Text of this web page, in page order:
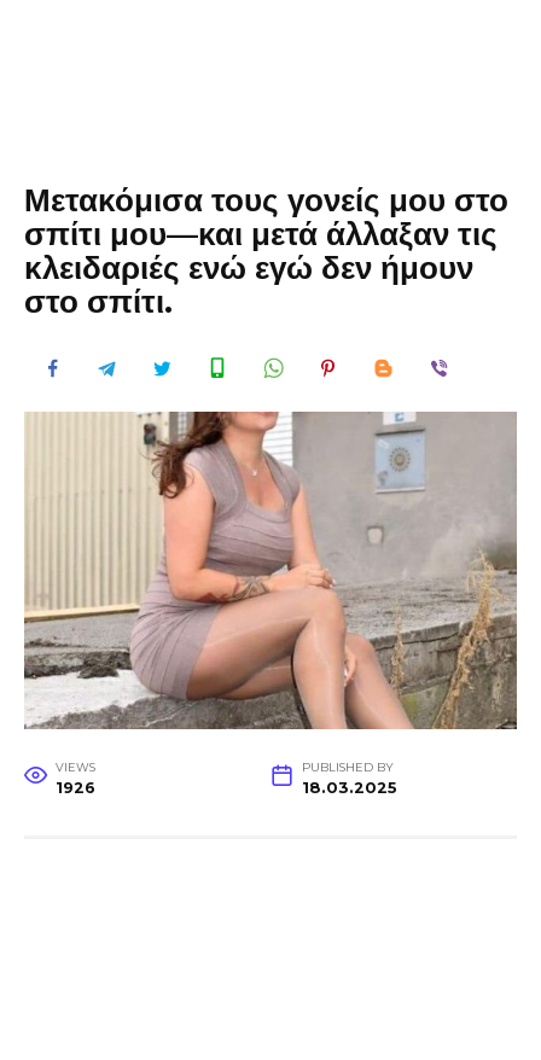
Μετακόμισα τους γονείς μου στο
σπίτι μου—και μετά άλλαξαν τις
κλειδαριές ενώ εγώ δεν ήμουν
στο σπίτι.
VIEWS
1926
PUBLISHED BY
18.03.2025